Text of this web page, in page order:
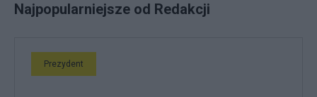
Najpopularniejsze od Redakcji
Prezydent